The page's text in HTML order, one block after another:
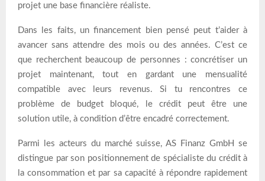
projet une base financière réaliste.
Dans les faits, un financement bien pensé peut t’aider à
avancer sans attendre des mois ou des années. C’est ce
que recherchent beaucoup de personnes : concrétiser un
projet maintenant, tout en gardant une mensualité
compatible avec leurs revenus. Si tu rencontres ce
problème de budget bloqué, le crédit peut être une
solution utile, à condition d’être encadré correctement.
Parmi les acteurs du marché suisse, AS Finanz GmbH se
distingue par son positionnement de spécialiste du crédit à
la consommation et par sa capacité à répondre rapidement